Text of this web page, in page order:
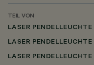
TEIL VON
LASER